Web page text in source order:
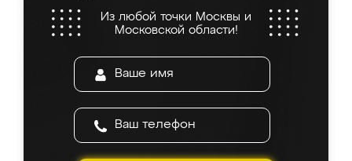
Из любой точки Москвы и
Московской области!